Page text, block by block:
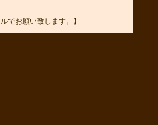
お願い致します。】